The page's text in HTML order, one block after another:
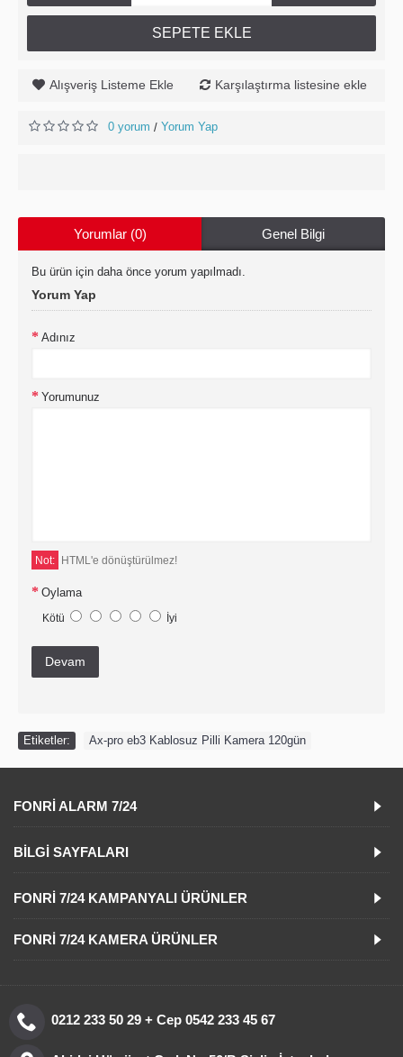
SEPETE EKLE
Alışveriş Listeme Ekle Karşılaştırma listesine ekle
0 yorum / Yorum Yap
Yorumlar (0) Genel Bilgi
Bu ürün için daha önce yorum yapılmadı.
Yorum Yap
Adınız
Yorumunuz
Not: HTML'e dönüştürülmez!
Oylama
Kötü İyi
Devam
Etiketler: Ax-pro eb3 Kablosuz Pilli Kamera 120gün
FONRI ALARM 7/24
BILGI SAYFALARI
FONRI 7/24 KAMPANYALI ÜRÜNLER
FONRI 7/24 KAMERA ÜRÜNLER
0212 233 50 29 + Cep 0542 233 45 67